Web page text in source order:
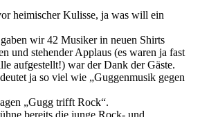
heimischer Kulisse, ja was will ein
wir 42 Musiker in neuen Shirts
und stehender Applaus (es waren ja fast
aufgestellt!) war der Dank der Gäste.
ja so viel wie „Guggenmusik gegen
„Gugg trifft Rock“.
bereits die junge Rock- und